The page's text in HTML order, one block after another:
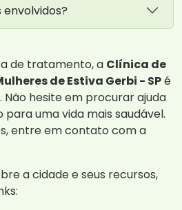
envolvidos?
de tratamento, a Clínica de
de Estiva Gerbi - SPé
hesite em procurar ajuda
uma vida mais saudável.
entre em contato com a
a cidade e seus recursos,